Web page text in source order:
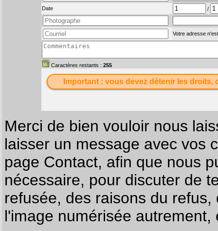
Date /
Votre adresse
Caractères restants : 255
Important : vous devez détenir les
Merci de bien vouloir nous
laisser un message avec vos
page Contact, afin que nous
nécessaire, pour discuter de
refusée, des raisons du
l'image numérisée autrement,